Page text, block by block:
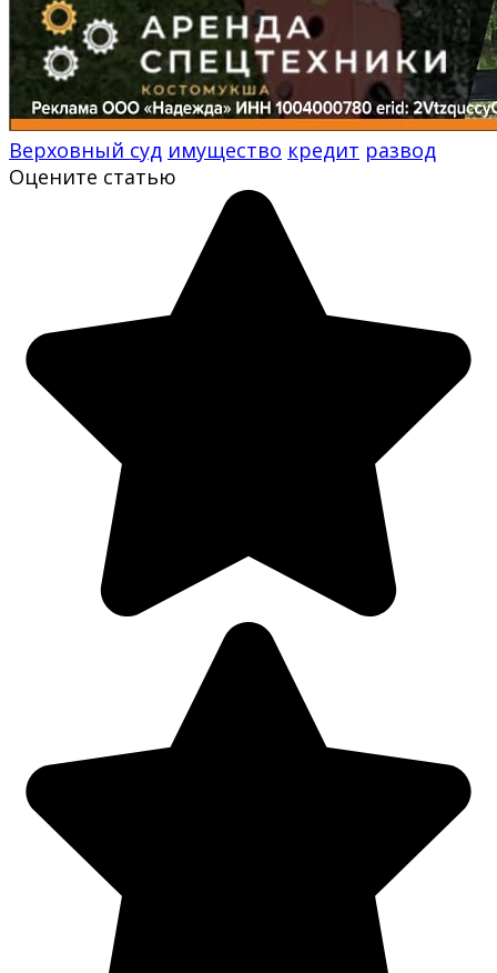
Верховный суд имущество кредит развод
Оцените статью